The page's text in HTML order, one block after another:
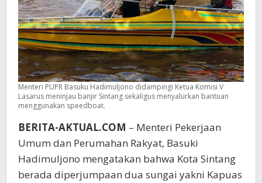
Menteri PUPR Basuku Hadimuljono didampingi Ketua Komisi V
Lasarus meninjau banjir Sintang sekaligus menyalurkan bantuan
menggunakan speedboat.
BERITA-AKTUAL.COM – Menteri Pekerjaan
Umum dan Perumahan Rakyat, Basuki
Hadimuljono mengatakan bahwa Kota Sintang
berada diperjumpaan dua sungai yakni Kapuas